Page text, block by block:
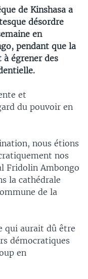
de Kinshasa a
désordre
en
pendant que la
égrener des
et
du pouvoir en
nous étions
nos
Fridolin Ambongo
la cathédrale
de la
qui aurait dû être
démocratiques
en